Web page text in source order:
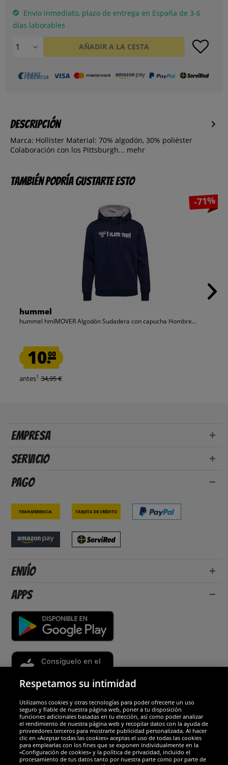
Envío inmediato, plazo de entrega en España de 3-6
días laborables
AÑADIR A LA CESTA
Descripción
Marca: Hollister Material: 70% algodón, 30% poliéster
Colaboración con los Pittsburgh... mehr
También podría gustarte esto
-71%
hummel
hummel hmlMOVER Algodón Sudadera con capucha Hombre...
10.00
antes1 34,95 €
Empresa
Servicio
Pago
Transferencia Tarjeta de crédito
Envío
Apps
Socios y seguridad
Galardones
Respetamos su intimidad
Utilizamos cookies y otras tecnologías para poder ofrecerte un uso
seguro y fiable de nuestra página web, poner a tu disposición
funciones adicionales basadas en tu elección, así como poder analizar
el rendimiento de nuestra página web y recopilar datos con la ayuda de
proveedores terceros para mostrarte publicidad personalizada. Al hacer
clic en «Aceptar todas las cookies» aceptas el uso de todas las cookies
para emplearlas con los fines que se exponen individualmente en la
«Configuración de cookies» y la política de privacidad, incluido el
procesamiento de tus datos tanto por nuestra parte como por parte de